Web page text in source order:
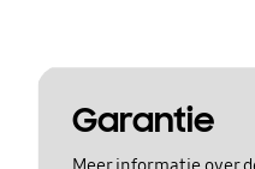
Garantie